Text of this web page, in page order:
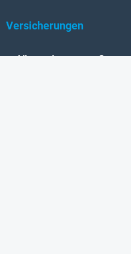
Versicherungen
Vienna Insurance Group